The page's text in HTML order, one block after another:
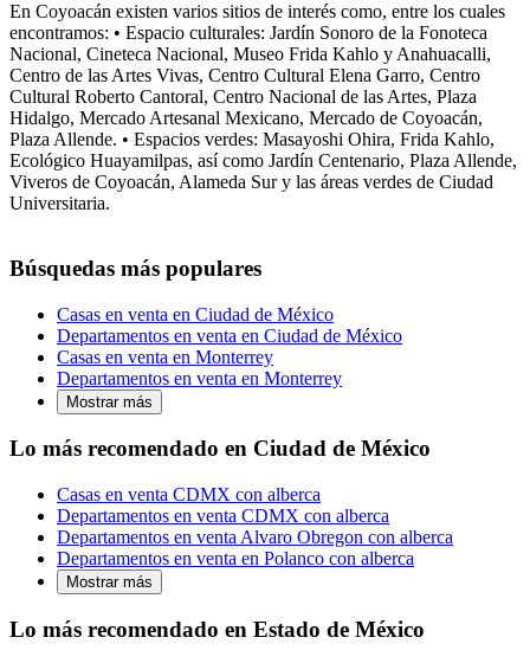
En Coyoacán existen varios sitios de interés como, entre los cuales
encontramos: • Espacio culturales: Jardín Sonoro de la Fonoteca
Nacional, Cineteca Nacional, Museo Frida Kahlo y Anahuacalli,
Centro de las Artes Vivas, Centro Cultural Elena Garro, Centro
Cultural Roberto Cantoral, Centro Nacional de las Artes, Plaza
Hidalgo, Mercado Artesanal Mexicano, Mercado de Coyoacán,
Plaza Allende. • Espacios verdes: Masayoshi Ohira, Frida Kahlo,
Ecológico Huayamilpas, así como Jardín Centenario, Plaza Allende,
Viveros de Coyoacán, Alameda Sur y las áreas verdes de Ciudad
Universitaria.
Búsquedas más populares
Casas en venta en Ciudad de México
Departamentos en venta en Ciudad de México
Casas en venta en Monterrey
Departamentos en venta en Monterrey
Mostrar más
Lo más recomendado en Ciudad de México
Casas en venta CDMX con alberca
Departamentos en venta CDMX con alberca
Departamentos en venta Alvaro Obregon con alberca
Departamentos en venta en Polanco con alberca
Mostrar más
Lo más recomendado en Estado de México